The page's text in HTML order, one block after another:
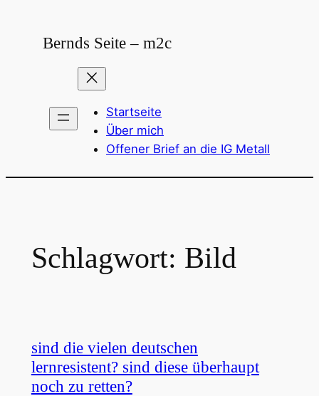
springenBernds Seite – m2c
Startseite
Über mich
Offener Brief an die IG Metall
Schlagwort: Bild
sind die vielen deutschen
lernresistent? sind diese überhaupt
noch zu retten?